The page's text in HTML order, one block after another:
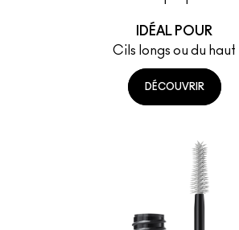
IDÉAL POUR
Cils longs ou du haut
DÉCOUVRIR